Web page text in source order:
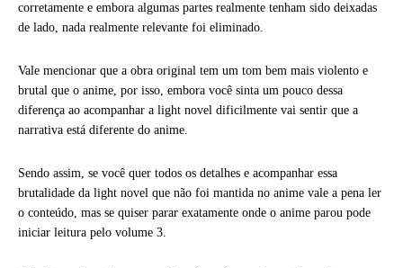
corretamente e embora algumas partes realmente tenham sido deixadas
de lado, nada realmente relevante foi eliminado.
Vale mencionar que a obra original tem um tom bem mais violento e
brutal que o anime, por isso, embora você sinta um pouco dessa
diferença ao acompanhar a light novel dificilmente vai sentir que a
narrativa está diferente do anime.
Sendo assim, se você quer todos os detalhes e acompanhar essa
brutalidade da light novel que não foi mantida no anime vale a pena ler
o conteúdo, mas se quiser parar exatamente onde o anime parou pode
iniciar leitura pelo volume 3.